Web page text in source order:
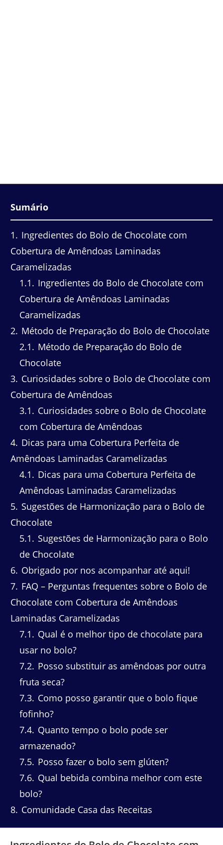
Sumário
1
Ingredientes do Bolo de Chocolate com
Cobertura de Amêndoas Laminadas
Caramelizadas
1.1
Ingredientes do Bolo de Chocolate com
Cobertura de Amêndoas Laminadas
Caramelizadas
2 Método de Preparação do Bolo de Chocolate
2.1
Método de Preparação do Bolo de
Chocolate
3 Curiosidades sobre o Bolo de Chocolate com
Cobertura de Amêndoas
3.1
Curiosidades sobre o Bolo de Chocolate
com Cobertura de Amêndoas
4 Dicas para uma Cobertura Perfeita de
Amêndoas Laminadas Caramelizadas
4.1
Dicas para uma Cobertura Perfeita de
Amêndoas Laminadas Caramelizadas
5 Sugestões de Harmonização para o Bolo de
Chocolate
5.1
Sugestões de Harmonização para o Bolo
de Chocolate
6 Obrigado por nos acompanhar até aqui!
7 FAQ – Perguntas frequentes sobre o Bolo de
Chocolate com Cobertura de Amêndoas
Laminadas Caramelizadas
7.1
Qual é o melhor tipo de chocolate para
usar no bolo?
7.2 Posso substituir as amêndoas por outra
fruta seca?
7.3 Como posso garantir que o bolo fique
fofinho?
7.4 Quanto tempo o bolo pode ser
armazenado?
7.5 Posso fazer o bolo sem glúten?
7.6 Qual bebida combina melhor com este
bolo?
8 Comunidade Casa das Receitas